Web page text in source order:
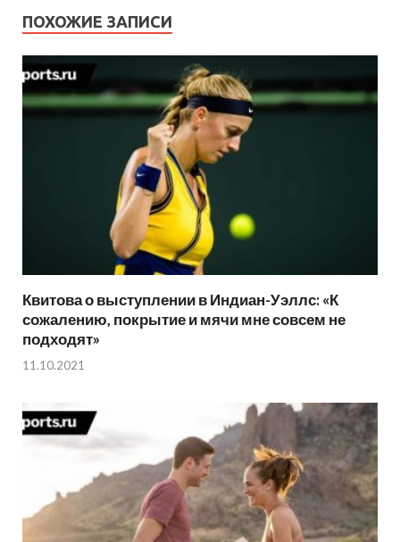
ПОХОЖИЕ ЗАПИСИ
Квитова о выступлении в Индиан-Уэллс: «К
сожалению, покрытие и мячи мне совсем не
подходят»
11.10.2021